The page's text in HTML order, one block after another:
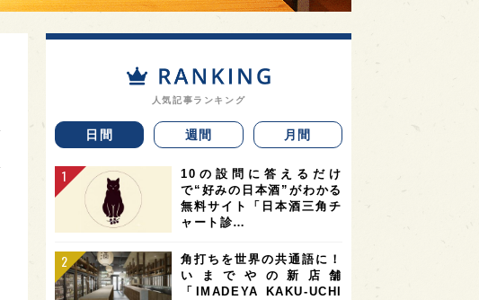
人気記事ランキング
日間 週間 月間
10の設問に答えるだけ
で“好みの日本酒”がわかる
無料サイト「日本酒三角チ
ャート診…
角打ちを世界の共通語に！
いまでやの新店舗
「IMADEYA KAKU-UCHI